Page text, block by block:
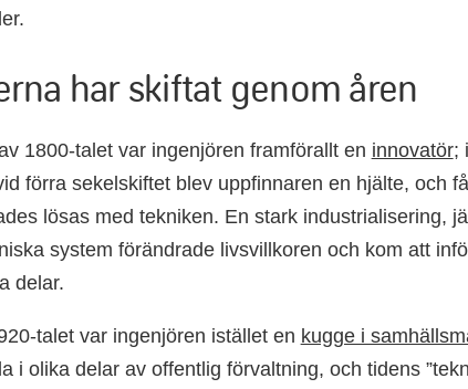
har skiftat genom åren
1800-talet var ingenjören framförallt en innovatör;
förra sekelskiftet blev uppfinnaren en hjälte, och
lösas med tekniken. En stark industrialisering,
system förändrade livsvillkoren och kom att
delar.
talet var ingenjören istället en kugge i
i olika delar av offentlig förvaltning, och tidens